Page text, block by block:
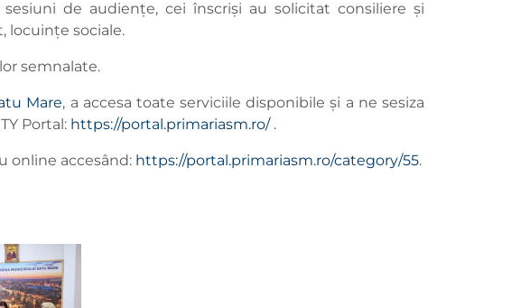
de audiențe, cei înscriși au solicitat consiliere și
locuințe sociale.
semnalate.
Mare, a accesa toate serviciile disponibile și a ne sesiza
Portal: https://portal.primariasm.ro/ .
online accesând: https://portal.primariasm.ro/category/55.